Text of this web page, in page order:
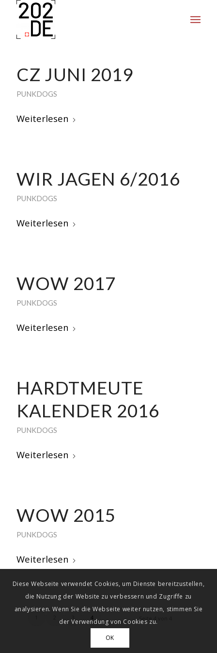
CZ JUNI 2019
PUNKDOGS
Weiterlesen
WIR JAGEN 6/2016
PUNKDOGS
Weiterlesen
WOW 2017
PUNKDOGS
Weiterlesen
HARDTMEUTE
KALENDER 2016
PUNKDOGS
Weiterlesen
WOW 2015
PUNKDOGS
Weiterlesen
Seite 4 von 4
4
Diese Webseite verwendet Cookies, um Dienste bereitzustellen,
die Nutzung der Website zu verbessern und Zugriffe zu
analysieren. Wenn Sie die Webseite weiter nutzen, stimmen Sie
der Verwendung von Cookies zu.
OK